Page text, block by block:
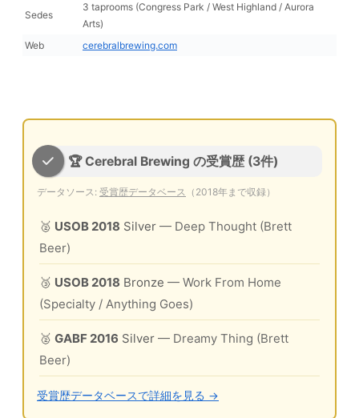
Sedes
3 taprooms (Congress Park / West Highland / Aurora
Arts)
Web
cerebralbrewing.com
🏆 Cerebral Brewing の受賞歴 (3件)
データソース: 受賞歴データベース （2018年まで収録）
🥈 USOB 2018 Silver — Deep Thought (Brett
Beer)
🥉 USOB 2018 Bronze — Work From Home
(Specialty / Anything Goes)
🥈 GABF 2016 Silver — Dreamy Thing (Brett
Beer)
受賞歴データベースで詳細を見る →